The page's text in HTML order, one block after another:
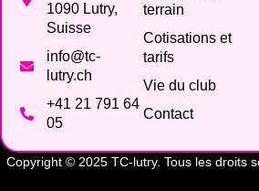
1090 Lutry,
Suisse
info@tc-
lutry.ch
+41 21 791 64
05
terrain
Cotisations et
tarifs
Vie du club
Contact
Copyright © 2025 TC-lutry. Tous les droits